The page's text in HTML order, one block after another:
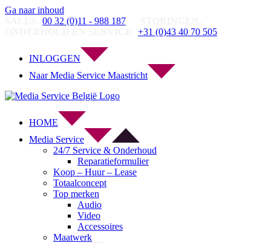
Ga naar inhoud
00 32 (0)11 - 988 187
+31 (0)43 40 70 505
INLOGGEN
Naar Media Service Maastricht
HOME
Media Service
24/7 Service & Onderhoud
Reparatieformulier
Koop – Huur – Lease
Totaalconcept
Top merken
Audio
Video
Accessoires
Maatwerk